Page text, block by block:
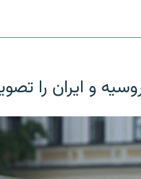
و ایران را